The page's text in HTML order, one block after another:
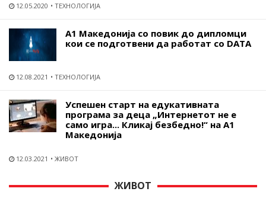
12.05.2020 ТЕХНОЛОГИЈА
A1 Македонија со повик до дипломци
кои се подготвени да работат со DATA
12.08.2021 ТЕХНОЛОГИЈА
Успешен старт на едукативната
програма за деца „Интернетот не е
само игра... Кликај безбедно!“ на А1
Македонија
12.03.2021 ЖИВОТ
ЖИВОТ